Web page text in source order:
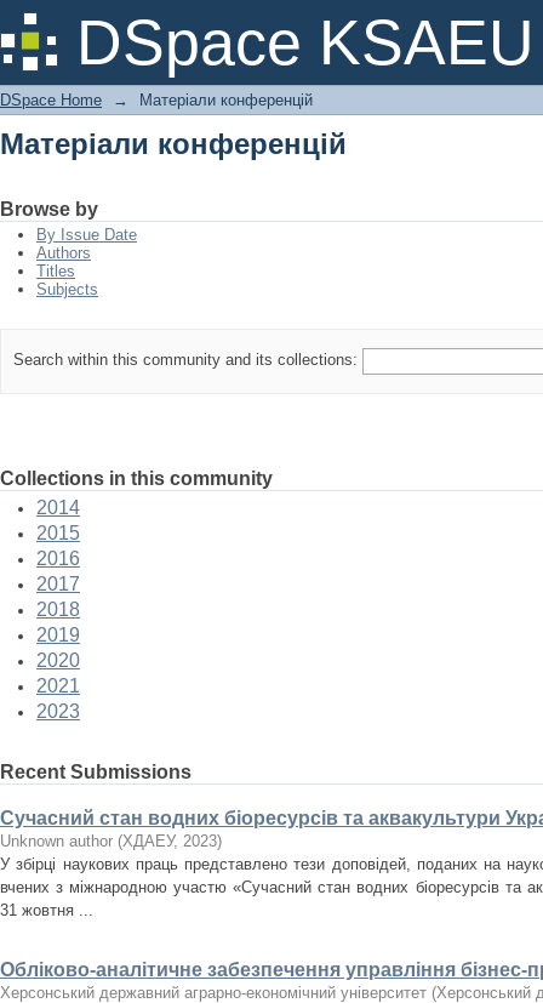
DSpace KSAEU
Матеріали конференцій
DSpace Home → Матеріали конференцій
Матеріали конференцій
Browse by
By Issue Date
Authors
Titles
Subjects
Search within this community and its collections:
Collections in this community
2014
2015
2016
2017
2018
2019
2020
2021
2023
Recent Submissions
Сучасний стан водних біоресурсів та аквакультури
Unknown author (ХДАЕУ, 2023)
У збірці наукових праць представлено тези доповідей, поданих на
вчених з міжнародною участю «Сучасний стан водних біоресурсів та
31 жовтня ...
Обліково-аналітичне забезпечення управління
Херсонський державний аграрно-економічний університет (Херсонський